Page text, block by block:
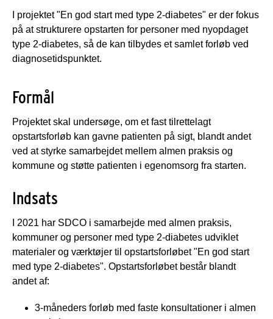
I projektet "En god start med type 2-diabetes" er der fokus
på at strukturere opstarten for personer med nyopdaget
type 2-diabetes, så de kan tilbydes et samlet forløb ved
diagnosetidspunktet.
Formål
Projektet skal undersøge, om et fast tilrettelagt
opstartsforløb kan gavne patienten på sigt, blandt andet
ved at styrke samarbejdet mellem almen praksis og
kommune og støtte patienten i egenomsorg fra starten.
Indsats
I 2021 har SDCO i samarbejde med almen praksis,
kommuner og personer med type 2-diabetes udviklet
materialer og værktøjer til opstartsforløbet "En god start
med type 2-diabetes". Opstartsforløbet består blandt
andet af:
3-måneders forløb med faste konsultationer i almen